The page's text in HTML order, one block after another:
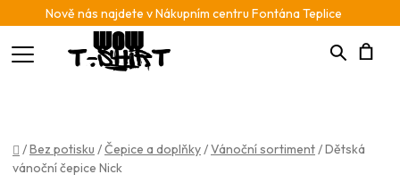
Nově nás najdete v Nákupním centru Fontána Teplice
Hledat
Domů
/Bez potisku /Čepice a doplňky/Vánoční sortiment/Dětská
vánoční čepice Nick